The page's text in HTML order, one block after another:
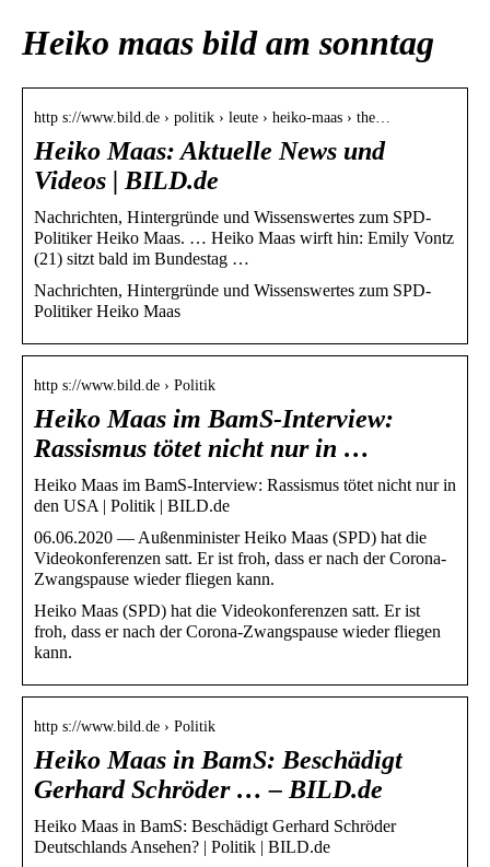
Heiko maas bild am sonntag
http s://www.bild.de › politik › leute › heiko-maas › the…
Heiko Maas: Aktuelle News und
Videos | BILD.de
Nachrichten, Hintergründe und Wissenswertes zum SPD-
Politiker Heiko Maas. … Heiko Maas wirft hin: Emily Vontz
(21) sitzt bald im Bundestag …
Nachrichten, Hintergründe und Wissenswertes zum SPD-
Politiker Heiko Maas
http s://www.bild.de › Politik
Heiko Maas im BamS-Interview:
Rassismus tötet nicht nur in …
Heiko Maas im BamS-Interview: Rassismus tötet nicht nur in
den USA | Politik | BILD.de
06.06.2020 — Außenminister Heiko Maas (SPD) hat die
Videokonferenzen satt. Er ist froh, dass er nach der Corona-
Zwangspause wieder fliegen kann.
Heiko Maas (SPD) hat die Videokonferenzen satt. Er ist
froh, dass er nach der Corona-Zwangspause wieder fliegen
kann.
http s://www.bild.de › Politik
Heiko Maas in BamS: Beschädigt
Gerhard Schröder … – BILD.de
Heiko Maas in BamS: Beschädigt Gerhard Schröder
Deutschlands Ansehen? | Politik | BILD.de